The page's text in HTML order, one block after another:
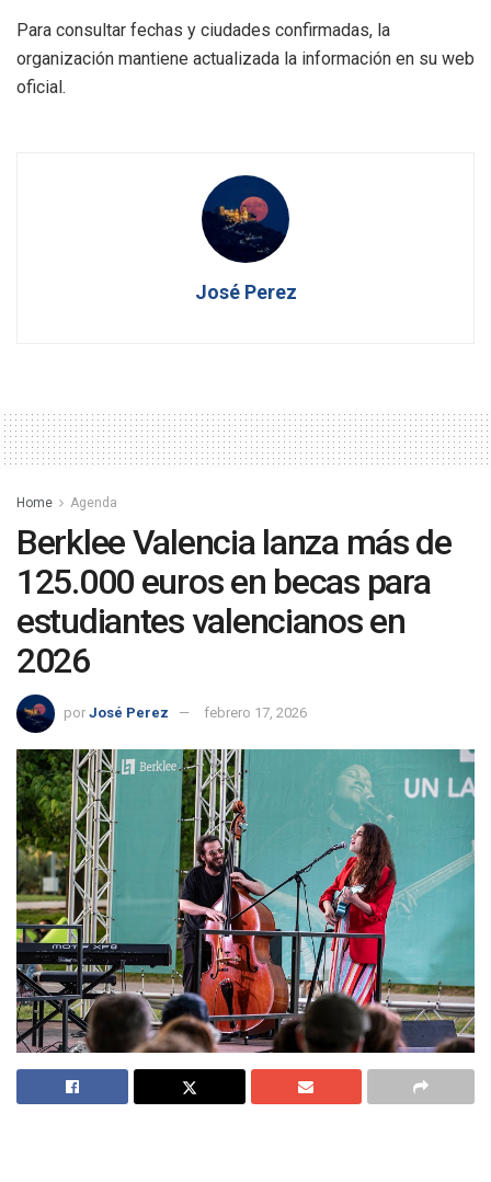
Para consultar fechas y ciudades confirmadas, la
organización mantiene actualizada la información en su web
oficial.
José Perez
Home Agenda
Berklee Valencia lanza más de
125.000 euros en becas para
estudiantes valencianos en
2026
por José Perez febrero 17, 2026